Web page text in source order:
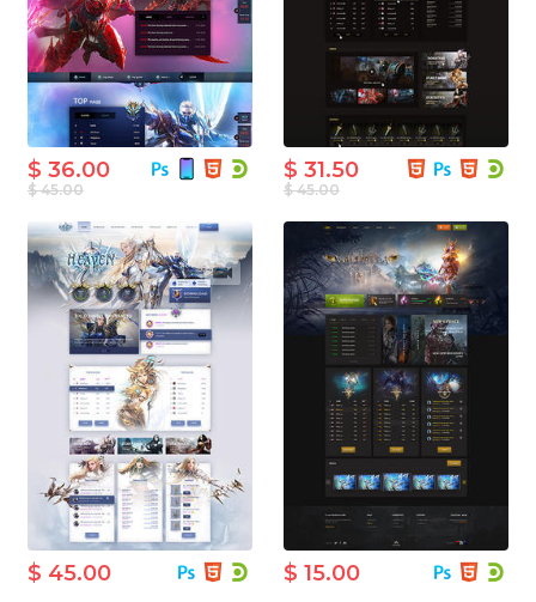
$ 45.00
$ 36.00
$ 45.00
$ 31.50
$ 45.00 $ 15.00